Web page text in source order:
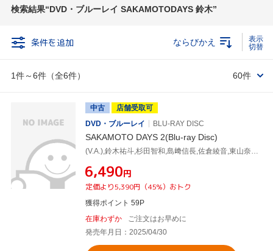
検索結果 DVD・ブルーレイ SAKAMOTODAYS 鈴木
条件を追加
1件～6件（全6件）
ならびかえ
60件
中古
店舗受取可
DVD・ブルーレイ
BLU-RAY DISC
SAKAMOTO DAYS 2(Blu-ray Disc)
¥6,490円
定価より5,390円（45%）おトク
獲得ポイント 59P
在庫わずか
ご注文はお早めに
発売年月日：2025/04/30